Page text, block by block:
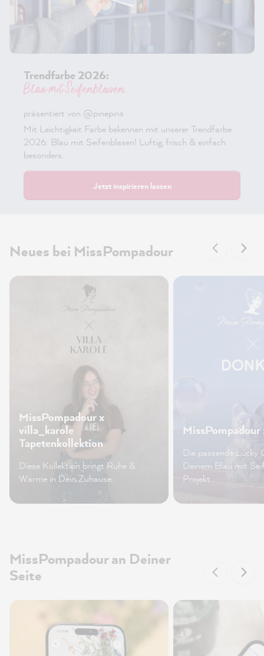
Trendfarbe 2026:
Blau mit Seifenblasen
präsentiert von @pinepins
Mit Leichtigkeit Farbe bekennen mit unserer Trendfarbe
2026: Blau mit Seifenblasen! Luftig, frisch & einfach
besonders.
Jetzt inspirieren lassen
Neues bei MissPompadour
MissPompadour x
villa_karole
Tapetenkollektion
Diese Kollektion bringt Ruhe &
Wärme in Dein Zuhause.
MissPompadour
Die passende Lucky
Deinem Blau mit
Projekt
MissPompadour an Deiner
Seite